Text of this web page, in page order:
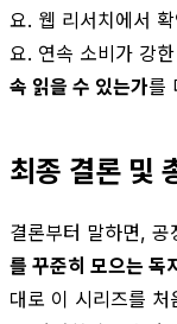
요. 웹 리서치에서
요. 연속 소비가 강
속 읽을 수 있는가를
최종 결론 및
결론부터 말하면,
를 꾸준히 모으는 독
대로 이 시리즈를